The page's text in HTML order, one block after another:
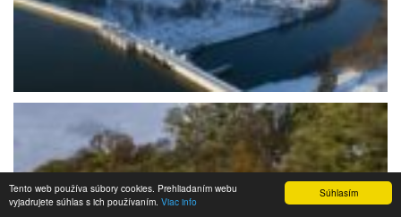
Súhlasím
Tento web používa súbory cookies. Prehliadaním webu
vyjadrujete súhlas s ich používaním. Viac info